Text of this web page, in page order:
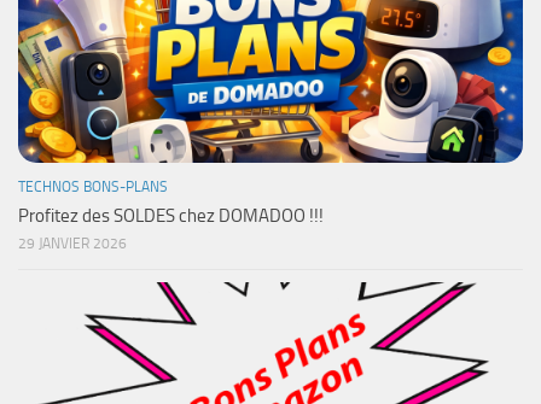
TECHNOS BONS-PLANS
Profitez des SOLDES chez DOMADOO !!!
29 JANVIER 2026